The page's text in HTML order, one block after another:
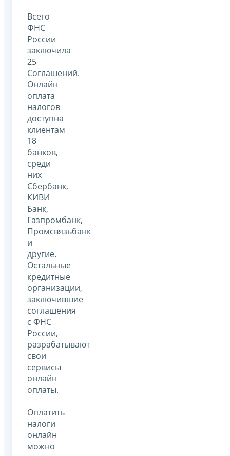
Всего
ФНС
России
заключила
25
Соглашений.
Онлайн
оплата
налогов
доступна
клиентам
18
банков,
среди
них
Сбербанк,
КИВИ
Банк,
Газпромбанк,
Промсвязьбанк
и
другие.
Остальные
кредитные
организации,
заключившие
соглашения
с ФНС
России,
разрабатывают
свои
сервисы
онлайн
оплаты.
Оплатить
налоги
онлайн
можно